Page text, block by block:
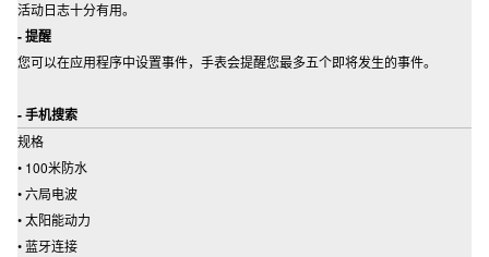
活动日志十分有用。
- 提醒
您可以在应用程序中设置事件，手表会提醒您最多五个即将发生的事件。
- 手机搜索
规格
• 100米防水
• 六局电波
• 太阳能动力
• 蓝牙连接